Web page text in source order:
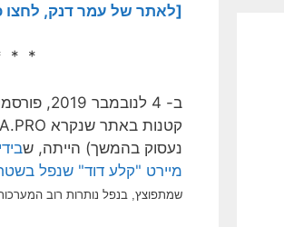
[לאתר של עמר דנק, לחצו
* *
ב- 4
נעסוק בהמשך) הייתה, ש
מיירט "קלע דוד" שנפל
שמתפוצץ, בנפל נותרות רוב